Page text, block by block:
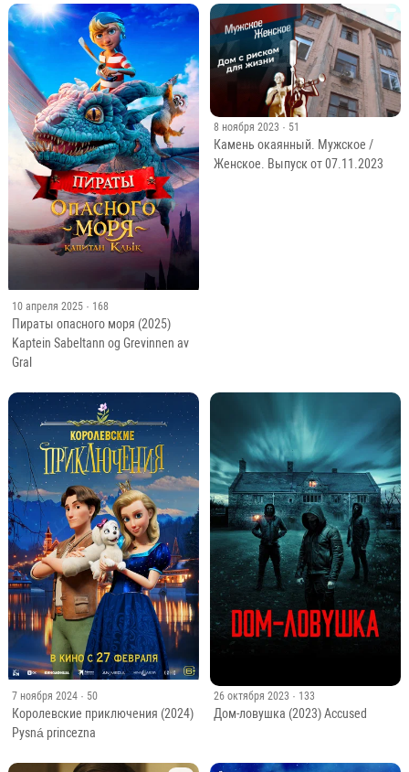
10 апреля 2025 · 168
Пираты опасного моря (2025)
Kaptein Sabeltann og Grevinnen av
Gral
8 ноября 2023 · 51
Камень окаянный. Мужское /
Женское. Выпуск от 07.11.2023
7 ноября 2024 · 50
Королевские приключения (2024)
Pysná princezna
26 октября 2023 · 133
Дом-ловушка (2023) Accused